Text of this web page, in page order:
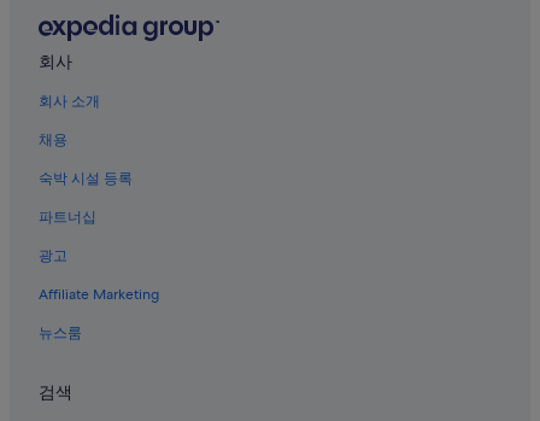
제주시의 금연 호텔
제주시의 온천 호텔
제주시의 레지던스
제주시의 게스트하우스
제주시의 전자레인지 구비 호텔
제주시의 코티지
제주시의 캡슐 호텔
회사
회사 소개
채용
숙박 시설 등록
파트너십
광고
Affiliate Marketing
뉴스룸
검색